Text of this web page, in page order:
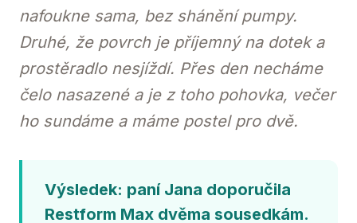
nafoukne sama, bez shánění pumpy.
Druhé, že povrch je příjemný na dotek a
prostěradlo nesjíždí. Přes den necháme
čelo nasazené a je z toho pohovka, večer
ho sundáme a máme postel pro dvě.
Výsledek: paní Jana doporučila
Restform Max dvěma sousedkám.